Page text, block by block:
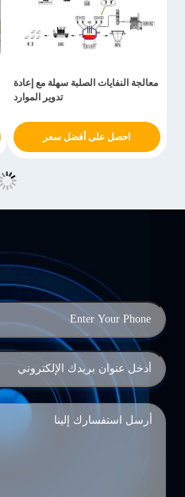
معالجة النفايات الصلبة سهلة مع إعادة
تدوير الموارد
احصل على أفضل سعر